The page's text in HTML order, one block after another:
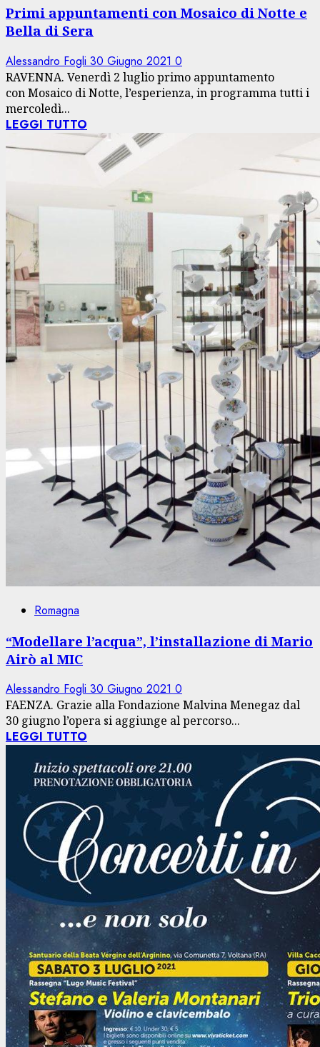
Primi appuntamenti con Mosaico di Notte e
Bella di Sera
Alessandro Fogli 30 Giugno 2021 0
RAVENNA. Venerdì 2 luglio primo appuntamento
con Mosaico di Notte, l’esperienza, in programma tutti i
mercoledì...
LEGGI TUTTO
Romagna
“Modellare l’acqua”, l’installazione di Mario
Airò al MIC
Alessandro Fogli 30 Giugno 2021 0
FAENZA. Grazie alla Fondazione Malvina Menegaz dal
30 giugno l’opera si aggiunge al percorso...
LEGGI TUTTO